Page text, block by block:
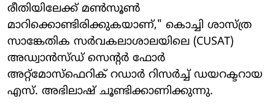
രീതിയിലേക്ക് മൺസൂൺ
മാറിക്കൊണ്ടിരിക്കുകയാണ്," കൊച്ചി ശാസ്ത്ര
സാങ്കേതിക സർവകലാശാലയിലെ (CUSAT)
അഡ്വാൻസ്ഡ് സെന്റർ ഫോർ
അറ്റ്മോസ്ഫെറിക് റഡാർ റിസർച്ച് ഡയറക്ടറായ
എസ്. അഭിലാഷ് ചൂണ്ടിക്കാണിക്കുന്നു.